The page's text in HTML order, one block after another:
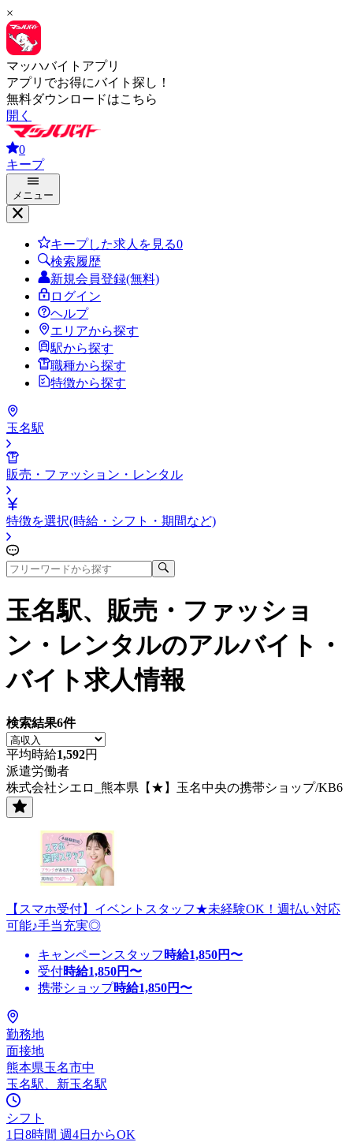
×
マッハバイトアプリ
アプリでお得にバイト探し！
無料ダウンロードはこちら
開く
0
キープ
メニュー
キープした求人を見る0
検索履歴
新規会員登録(無料)
ログイン
ヘルプ
エリアから探す
駅から探す
職種から探す
特徴から探す
玉名駅
販売・ファッション・レンタル
特徴を選択(時給・シフト・期間など)
玉名駅、販売・ファッショ
ン・レンタルのアルバイト・
バイト求人情報
検索結果6件
平均時給1,592円
派遣労働者
株式会社シエロ_熊本県【★】玉名中央の携帯ショップ/KB6
【スマホ受付】イベントスタッフ★未経験OK！週払い対応
可能♪手当充実◎
キャンペーンスタッフ 時給1,850円〜
受付時給1,850円〜
携帯ショップ時給1,850円〜
勤務地
面接地
熊本県玉名市中
玉名駅、新玉名駅
シフト
1日8時間 週4日からOK